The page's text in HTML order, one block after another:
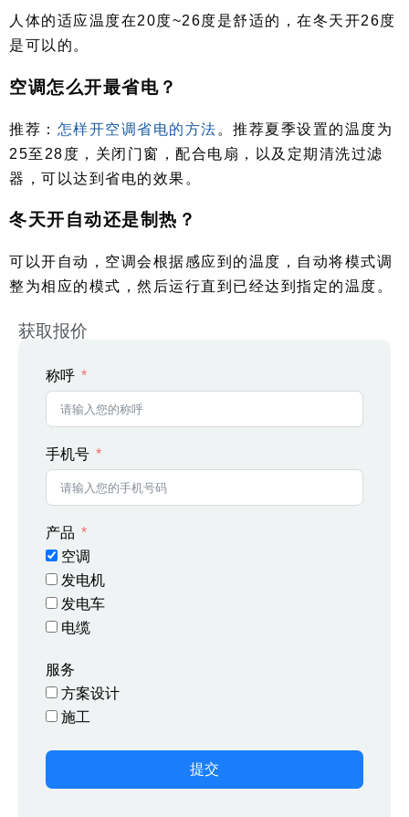
人体的适应温度在20度~26度是舒适的，在冬天开26度
是可以的。
空调怎么开最省电？
推荐： 怎样开空调省电的方法 。推荐夏季设置的温度为
25至28度，关闭门窗，配合电扇，以及定期清洗过滤
器，可以达到省电的效果。
冬天开自动还是制热？
可以开自动，空调会根据感应到的温度，自动将模式调
整为相应的模式，然后运行直到已经达到指定的温度。
获取报价
称呼
手机号
产品
空调
发电机
发电车
电缆
服务
方案设计
施工
提交